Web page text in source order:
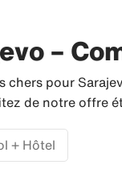
–
chers pour
de notre offre
+ Hôtel